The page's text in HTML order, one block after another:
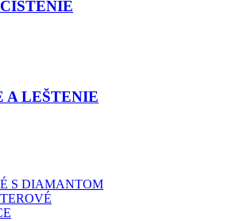
A LEŠTENIE
S DIAMANTOM